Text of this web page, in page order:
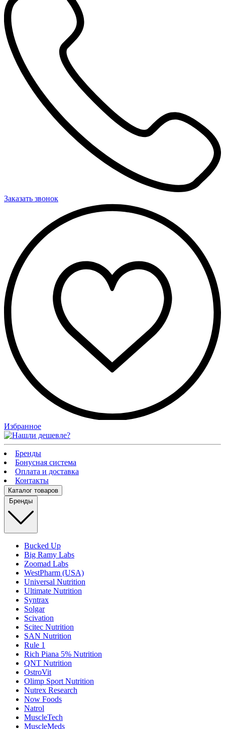
Заказать звонок
Избранное
Бренды
Бонусная система
Оплата и доставка
Контакты
Каталог товаров
Бренды
Bucked Up
Big Ramy Labs
Zoomad Labs
WestPharm (USA)
Universal Nutrition
Ultimate Nutrition
Syntrax
Solgar
Scivation
Scitec Nutrition
SAN Nutrition
Rule 1
Rich Piana 5% Nutrition
QNT Nutrition
OstroVit
Olimp Sport Nutrition
Nutrex Research
Now Foods
Natrol
MuscleTech
MuscleMeds